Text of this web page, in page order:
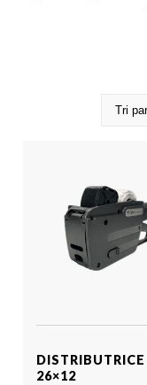
DISTRIBUTRICE
26×12